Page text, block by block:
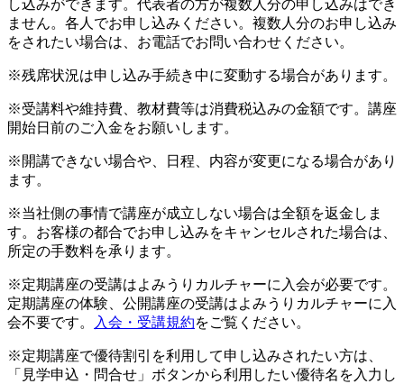
し込みができます。代表者の方が複数人分の申し込みはでき
ません。各人でお申し込みください。複数人分のお申し込み
をされたい場合は、お電話でお問い合わせください。
※残席状況は申し込み手続き中に変動する場合があります。
※受講料や維持費、教材費等は消費税込みの金額です。講座
開始日前のご入金をお願いします。
※開講できない場合や、日程、内容が変更になる場合があり
ます。
※当社側の事情で講座が成立しない場合は全額を返金しま
す。お客様の都合でお申し込みをキャンセルされた場合は、
所定の手数料を承ります。
※定期講座の受講はよみうりカルチャーに入会が必要です。
定期講座の体験、公開講座の受講はよみうりカルチャーに入
会不要です。
入会・受講規約をご覧ください。
※定期講座で優待割引を利用して申し込みされたい方は、
「見学申込・問合せ」ボタンから利用したい優待名を入力し